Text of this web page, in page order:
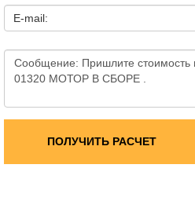
E-mail:
ПОЛУЧИТЬ РАСЧЕТ